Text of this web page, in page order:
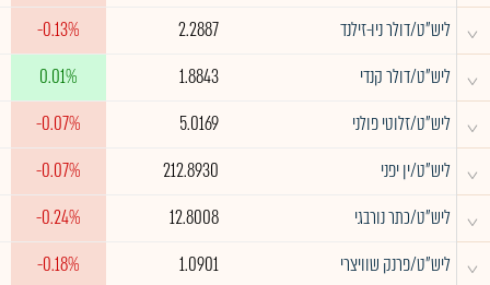
^ ליש"ט/דולר ניו-זילנד 2.2887
-0.13%
^ ליש"ט/דולר קנדי 1.8843
0.01%
^ ליש"ט/זלוטי פולני 5.0169
-0.07%
^ ליש"ט/ין יפני 212.8930
-0.07%
^ ליש"ט/כתר נורבגי 12.8008
-0.24%
^ ליש"ט/פרנק שוויצרי 1.0901
-0.18%